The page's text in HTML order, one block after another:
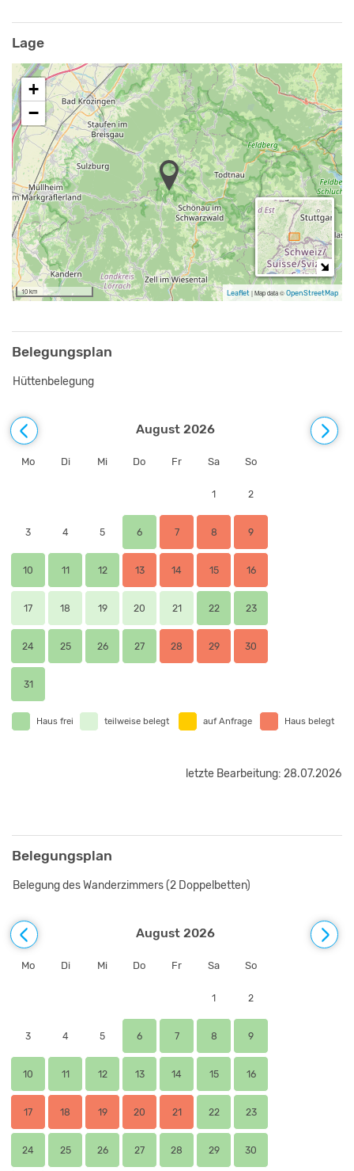
Lage
+
−
10 km Leaflet|Map data ©OpenStreetMap
Belegungsplan
Hüttenbelegung
August 2026
Mo Di Mi Do Fr Sa So
1 2
3 4 5 6 7 8 9
10 11 12 13 14 15 16
17 18 19 20 21 22 23
24 25 26 27 28 29 30
31
Haus frei teilweise belegt auf Anfrage Haus belegt
letzte Bearbeitung: 28.07.2026
Belegungsplan
Belegung des Wanderzimmers (2 Doppelbetten)
August 2026
Mo Di Mi Do Fr Sa So
1 2
3 4 5 6 7 8 9
10 11 12 13 14 15 16
17 18 19 20 21 22 23
24 25 26 27 28 29 30